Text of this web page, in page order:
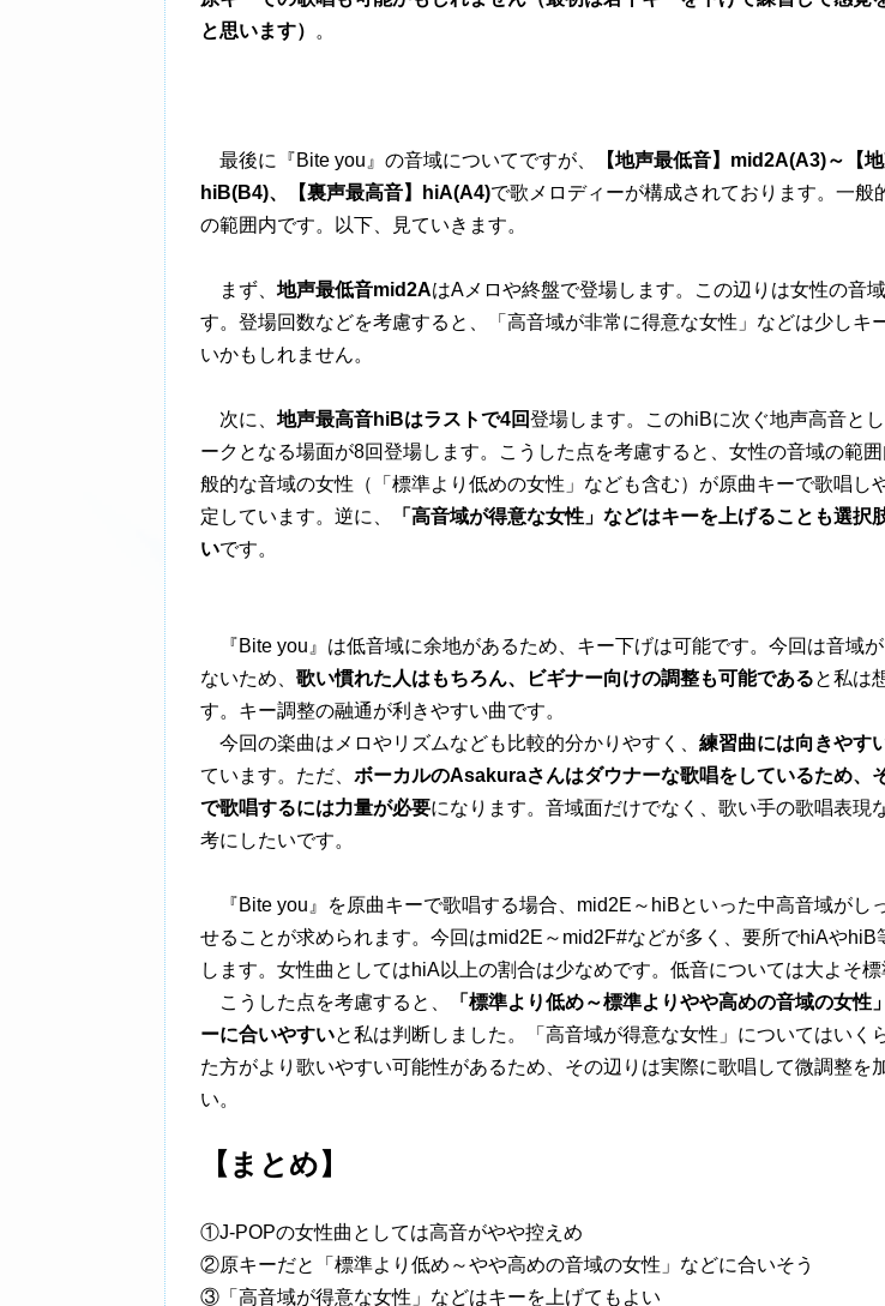
と思います）
。
最後に『Bite you』の音域についてですが、
【地声最低音】mid2A(A3)～【地
hiB(B4)、【裏声最高音】hiA(A4)で歌メロディーが構成されております。一般
の範囲内です。以下、見ていきます。
まず、 地声最低音mid2AはAメロや終盤で登場します。この辺りは女性の音
す。登場回数などを考慮すると、「高音域が非常に得意な女性」などは少しキ
いかもしれません。
次に、 地声最高音hiBはラストで4回登場します。このhiBに次ぐ地声高音と
ークとなる場面が8回登場します。こうした点を考慮すると、女性の音域の範
般的な音域の女性（「標準より低めの女性」なども含む）が原曲キーで歌唱し
定しています。逆に、
「高音域が得意な女性」などはキーを上げることも選択
いです。
『Bite you』は低音域に余地があるため、キー下げは可能です。今回は音域が
ないため、 歌い慣れた人はもちろん、ビギナー向けの調整も可能であると私は
す。キー調整の融通が利きやすい曲です。
今回の楽曲はメロやリズムなども比較的分かりやすく、 練習曲には向きやす
ています。ただ、 ボーカルのAsakuraさんはダウナーな歌唱をしているため、
で歌唱するには力量が必要になります。音域面だけでなく、歌い手の歌唱表現
考にしたいです。
『Bite you』を原曲キーで歌唱する場合、mid2E～hiBといった中高音域がし
せることが求められます。今回はmid2E～mid2F#などが多く、要所でhiAやhiB
します。女性曲としてはhiA以上の割合は少なめです。低音については大よそ標
こうした点を考慮すると、
「標準より低め～標準よりやや高めの音域の女性
ーに合いやすいと私は判断しました。「高音域が得意な女性」についてはいく
た方がより歌いやすい可能性があるため、その辺りは実際に歌唱して微調整を
い。
【まとめ】
①J-POPの女性曲としては高音がやや控えめ
②原キーだと「標準より低め～やや高めの音域の女性」などに合いそう
③「高音域が得意な女性」などはキーを上げてもよい